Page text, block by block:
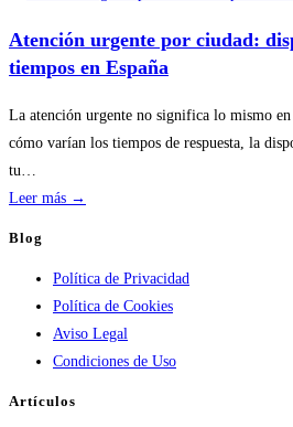
por
temporada
de
calderas:
Atención urgente por ciudad:
tiempos en España
La atención urgente no significa lo mismo en
cómo varían los tiempos de respuesta, la
tu…
Leer más →
por
ciudad:
disponibilidad
real
Blog
Política de Privacidad
Política de Cookies
Aviso Legal
Condiciones de Uso
Artículos